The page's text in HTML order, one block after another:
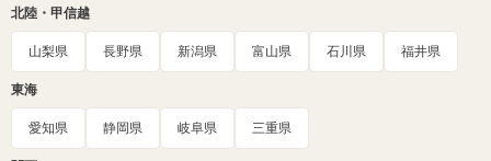
北陸・甲信越
山梨県 長野県 新潟県 富山県 石川県 福井県
東海
愛知県 静岡県 岐阜県 三重県